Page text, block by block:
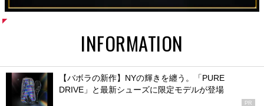
INFORMATION
【バボラの新作】NYの輝きを纏う。「PURE
DRIVE」と最新シューズに限定モデルが登場
PR